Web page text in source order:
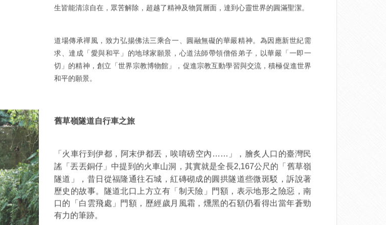
生皆能清涼自在，眾苦解除，超越了精神及物質層面，達到心靈世界的圓滿聖潔。
道場傳承禪風，致力弘揚佛法三乘合一、圓融無礙的華嚴精神。為因應新世紀需
求、達成「愛與和平」的地球家願景，心道法師帶領僧俗弟子，以華嚴「一即一
切」的精神，創立「世界宗教博物館」，促進宗教互動學習與交流，積極促進世界
和平的願景。
舊草嶺隧道自行車之旅
「火車行到伊都，阿末伊都丟，唉唷磅空內……」，膾炙人口的臺灣民
謠「丟丟銅仔」中提到的火車山洞，其實就是全長2,167公尺的「舊草嶺
隧道」，昔日從福隆通往石城，紅磚砌成的圓拱隧道些微斑駁，訴說著
歷史的故事。隧道北口上方立有「制天險」門額，表示地形之險惡，南
口的「白雲飛處」門額，歷經歲月風霜，燻黑的石額仍看得出當年蒼勁
有力的筆跡。